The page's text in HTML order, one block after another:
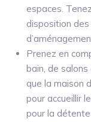
espaces.
disposition
Prenez en
bain, de
que la maison
pour accueillir
pour la